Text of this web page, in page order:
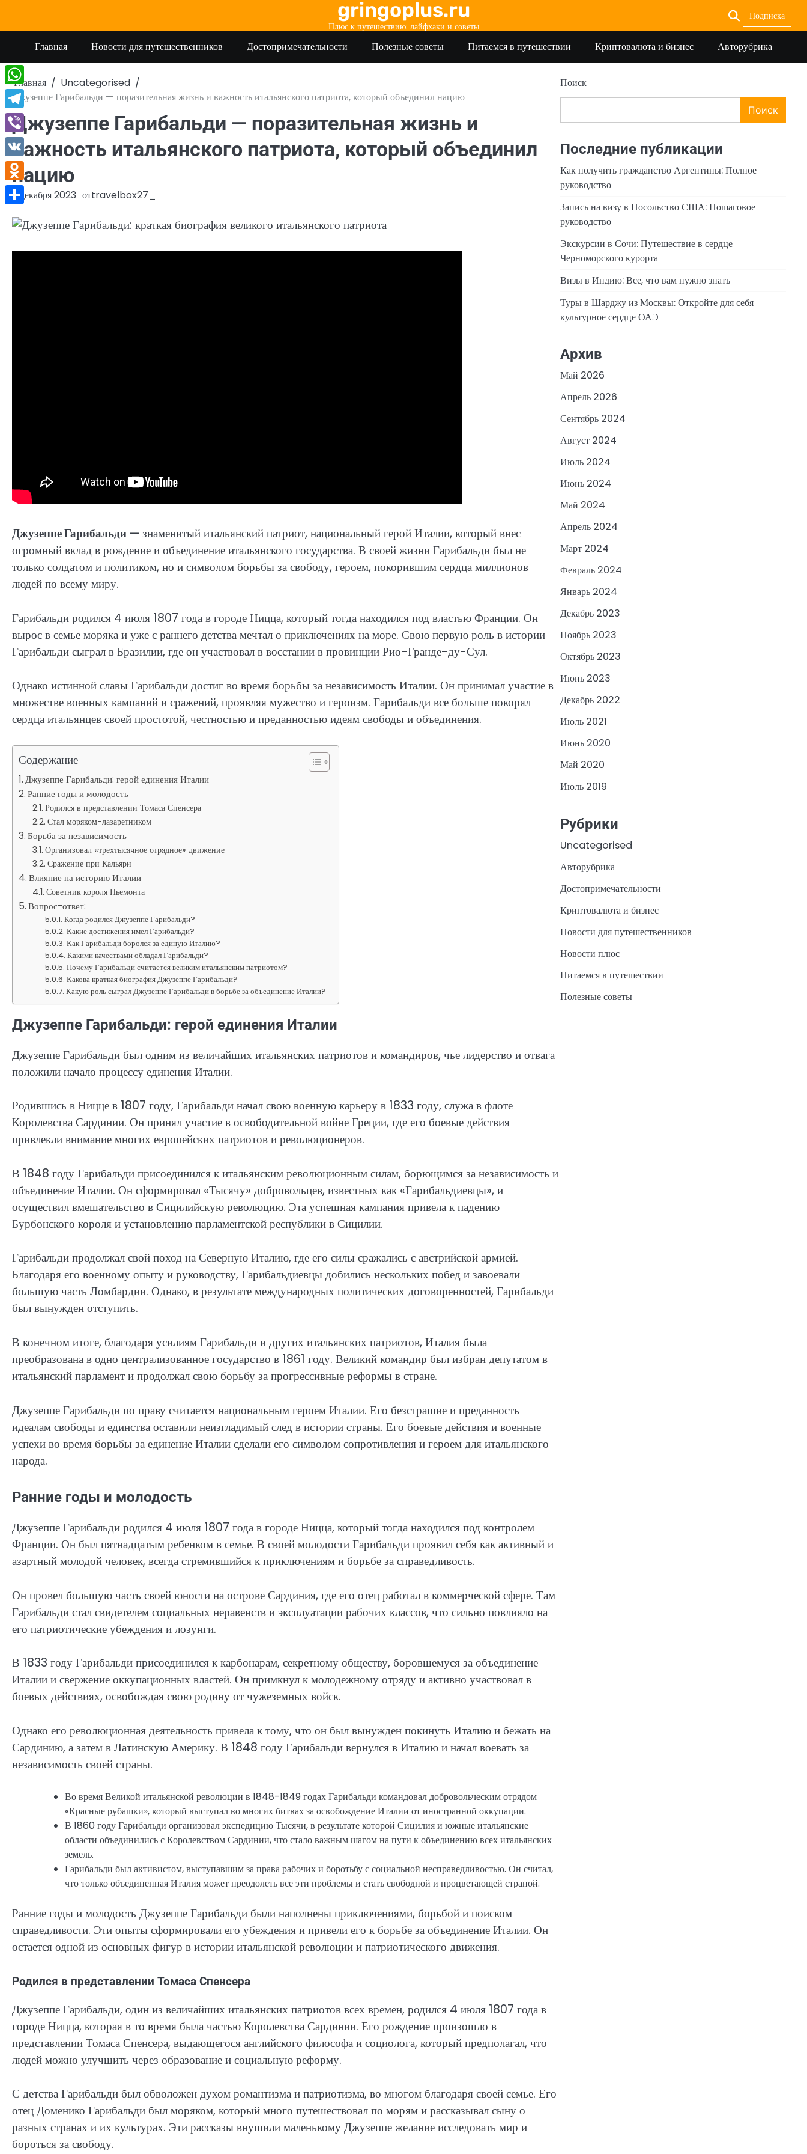
содержимому
gringoplus.ru
Плюс к путешествию: лайфхаки и советы
Подписка
Главная Новости для путешественников Достопримечательности Полезные советы Питаемся в путешествии Криптовалюта и бизнес Авторубрика
Главная
Uncategorised
Джузеппе Гарибальди — поразительная жизнь и важность итальянского патриота, который объединил нацию
Джузеппе Гарибальди — поразительная жизнь и
важность итальянского патриота, который объединил
нацию
2 декабря 2023 отtravelbox27_
Джузеппе Гарибальди — знаменитый итальянский патриот, национальный герой Италии, который внес
огромный вклад в рождение и объединение итальянского государства. В своей жизни Гарибальди был не
только солдатом и политиком, но и символом борьбы за свободу, героем, покорившим сердца миллионов
людей по всему миру.
Гарибальди родился 4 июля 1807 года в городе Ницца, который тогда находился под властью Франции. Он
вырос в семье моряка и уже с раннего детства мечтал о приключениях на море. Свою первую роль в истории
Гарибальди сыграл в Бразилии, где он участвовал в восстании в провинции Рио-Гранде-ду-Сул.
Однако истинной славы Гарибальди достиг во время борьбы за независимость Италии. Он принимал участие в
множестве военных кампаний и сражений, проявляя мужество и героизм. Гарибальди все больше покорял
сердца итальянцев своей простотой, честностью и преданностью идеям свободы и объединения.
Содержание
Джузеппе Гарибальди: герой единения Италии
Ранние годы и молодость
Родился в представлении Томаса Спенсера
Стал моряком-лазаретником
Борьба за независимость
Организовал «трехтысячное отрядное» движение
Сражение при Кальяри
Влияние на историю Италии
Советник короля Пьемонта
Вопрос-ответ:
Когда родился Джузеппе Гарибальди?
Какие достижения имел Гарибальди?
Как Гарибальди боролся за единую Италию?
Какими качествами обладал Гарибальди?
Почему Гарибальди считается великим итальянским патриотом?
Какова краткая биография Джузеппе Гарибальди?
Какую роль сыграл Джузеппе Гарибальди в борьбе за объединение Италии?
Джузеппе Гарибальди: герой единения Италии
Джузеппе Гарибальди был одним из величайших итальянских патриотов и командиров, чье лидерство и отвага
положили начало процессу единения Италии.
Родившись в Ницце в 1807 году, Гарибальди начал свою военную карьеру в 1833 году, служа в флоте
Королевства Сардинии. Он принял участие в освободительной войне Греции, где его боевые действия
привлекли внимание многих европейских патриотов и революционеров.
В 1848 году Гарибальди присоединился к итальянским революционным силам, борющимся за независимость и
объединение Италии. Он сформировал «Тысячу» добровольцев, известных как «Гарибальдиевцы», и
осуществил вмешательство в Сицилийскую революцию. Эта успешная кампания привела к падению
Бурбонского короля и установлению парламентской республики в Сицилии.
Гарибальди продолжал свой поход на Северную Италию, где его силы сражались с австрийской армией.
Благодаря его военному опыту и руководству, Гарибальдиевцы добились нескольких побед и завоевали
большую часть Ломбардии. Однако, в результате международных политических договоренностей, Гарибальди
был вынужден отступить.
В конечном итоге, благодаря усилиям Гарибальди и других итальянских патриотов, Италия была
преобразована в одно централизованное государство в 1861 году. Великий командир был избран депутатом в
итальянский парламент и продолжал свою борьбу за прогрессивные реформы в стране.
Джузеппе Гарибальди по праву считается национальным героем Италии. Его безстрашие и преданность
идеалам свободы и единства оставили неизгладимый след в истории страны. Его боевые действия и военные
успехи во время борьбы за единение Италии сделали его символом сопротивления и героем для итальянского
народа.
Ранние годы и молодость
Джузеппе Гарибальди родился 4 июля 1807 года в городе Ницца, который тогда находился под контролем
Франции. Он был пятнадцатым ребенком в семье. В своей молодости Гарибальди проявил себя как активный и
азартный молодой человек, всегда стремившийся к приключениям и борьбе за справедливость.
Он провел большую часть своей юности на острове Сардиния, где его отец работал в коммерческой сфере. Там
Гарибальди стал свидетелем социальных неравенств и эксплуатации рабочих классов, что сильно повлияло на
его патриотические убеждения и лозунги.
В 1833 году Гарибальди присоединился к карбонарам, секретному обществу, боровшемуся за объединение
Италии и свержение оккупационных властей. Он примкнул к молодежному отряду и активно участвовал в
боевых действиях, освобождая свою родину от чужеземных войск.
Однако его революционная деятельность привела к тому, что он был вынужден покинуть Италию и бежать на
Сардинию, а затем в Латинскую Америку. В 1848 году Гарибальди вернулся в Италию и начал воевать за
независимость своей страны.
Во время Великой итальянской революции в 1848-1849 годах Гарибальди командовал добровольческим отрядом
«Красные рубашки», который выступал во многих битвах за освобождение Италии от иностранной оккупации.
В 1860 году Гарибальди организовал экспедицию Тысячи, в результате которой Сицилия и южные итальянские
области объединились с Королевством Сардинии, что стало важным шагом на пути к объединению всех итальянских
земель.
Гарибальди был активистом, выступавшим за права рабочих и боротьбу с социальной несправедливостью. Он считал,
что только объединенная Италия может преодолеть все эти проблемы и стать свободной и процветающей страной.
Ранние годы и молодость Джузеппе Гарибальди были наполнены приключениями, борьбой и поиском
справедливости. Эти опыты сформировали его убеждения и привели его к борьбе за объединение Италии. Он
остается одной из основных фигур в истории итальянской революции и патриотического движения.
Родился в представлении Томаса Спенсера
Джузеппе Гарибальди, один из величайших итальянских патриотов всех времен, родился 4 июля 1807 года в
городе Ницца, которая в то время была частью Королевства Сардинии. Его рождение произошло в
представлении Томаса Спенсера, выдающегося английского философа и социолога, который предполагал, что
людей можно улучшить через образование и социальную реформу.
С детства Гарибальди был обволожен духом романтизма и патриотизма, во многом благодаря своей семье. Его
отец Доменико Гарибальди был моряком, который много путешествовал по морям и рассказывал сыну о
разных странах и их культурах. Эти рассказы внушили маленькому Джузеппе желание исследовать мир и
бороться за свободу.
Поиск
Поиск
Последние публикации
Как получить гражданство Аргентины: Полное
руководство
Запись на визу в Посольство США: Пошаговое
руководство
Экскурсии в Сочи: Путешествие в сердце
Черноморского курорта
Визы в Индию: Все, что вам нужно знать
Туры в Шарджу из Москвы: Откройте для себя
культурное сердце ОАЭ
Архив
Май 2026
Апрель 2026
Сентябрь 2024
Август 2024
Июль 2024
Июнь 2024
Май 2024
Апрель 2024
Март 2024
Февраль 2024
Январь 2024
Декабрь 2023
Ноябрь 2023
Октябрь 2023
Июнь 2023
Декабрь 2022
Июль 2021
Июнь 2020
Май 2020
Июль 2019
Рубрики
Uncategorised
Авторубрика
Достопримечательности
Криптовалюта и бизнес
Новости для путешественников
Новости плюс
Питаемся в путешествии
Полезные советы
WhatsApp
Telegram
Viber
VK
Odnoklassniki
Отправить